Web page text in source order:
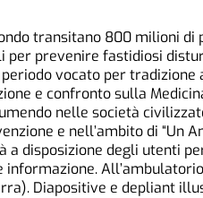
transitano 800 milioni di
per prevenire fastidiosi
vocato per tradizione
e confronto sulla
nelle società
e nell’ambito di “Un
a disposizione degli utenti
Diapositive e depliant